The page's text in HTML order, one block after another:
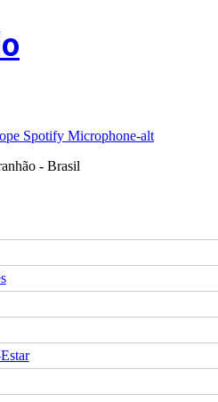
Spotify Microphone-alt
- Brasil